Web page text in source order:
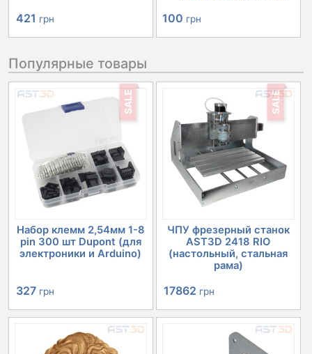
Первоначальная
цена
составляла
476 грн.
421 грн
цена:
421 грн.
100 грн
Популярные товары
SALE
Набор клемм 2,54мм 1-8
pin 300 шт Dupont (для
электроники и Arduino)
Первоначальная
цена
составляла
327 грн
цена:
327 грн.
SALE
ЧПУ фрезерный станок
AST3D 2418 RIO
(настольный, стальная
рама)
Первоначальная
цена
17862 грн
цена:
17862 грн.